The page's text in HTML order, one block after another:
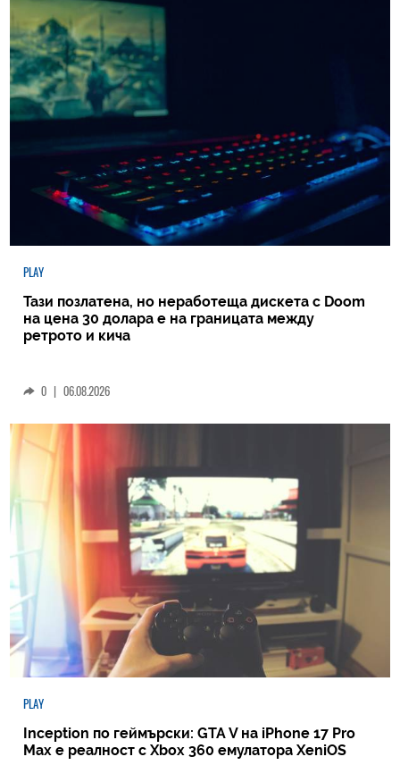
PLAY
Тази позлатена, но неработеща дискета с Doom
на цена 30 долара е на границата между
ретрото и кича
0 06.08.2026
PLAY
Inception по геймърски: GTA V на iPhone 17 Pro
Max е реалност с Xbox 360 емулатора XeniOS